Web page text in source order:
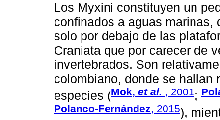
Los Myxini constituyen un
confinados a aguas marinas,
solo por debajo de las
Craniata que por carecer de
invertebrados. Son
colombiano, donde se hallan
especies (Mok, et al. , 2001;
Polanco-Fernández, 2015),